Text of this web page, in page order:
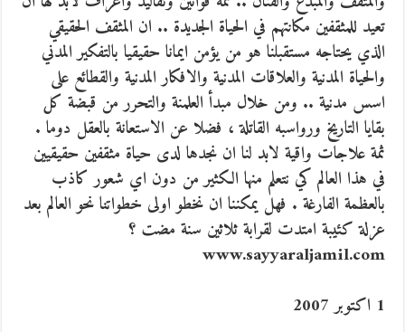
تعيد للمثقفين مكانتهم في الحياة الجديدة .. ان المثقف الحقيقي
الذي يحتاجه مستقبلنا هو من يؤمن ايمانا حقيقيا بالتفكير المدني
والحياة المدنية والعلاقات المدنية والافكار المدنية والقطائع على
اسس مدنية .. ومن خلال مبدأ العلمنة والتحرر من قبضة كل
بقايا التاريخ ورواسبه القاتلة ، فضلا عن الاستعانة بالعقل دوما .
ثمة علاجات واقية لابد لنا ان نجدها لدى حياة مثقفين حقيقيين
في هذا العالم كي نتعلم منها الكثير من دون اي شعور كاذب
بالعظمة الفارغة . فهل يمكننا ان نخطو اولى خطواتنا نحو العالم بعد
عزلة كئيبة امتدت لقرابة ثلاثين سنة مضت ؟
www.sayyaraljamil.com
1 اكتوبر 2007